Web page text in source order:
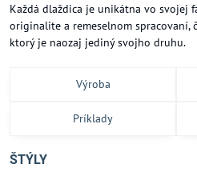
Každá dlaždica je unikátna vo svojej
originalite a remeselnom spracovaní,
ktorý je naozaj jediný svojho druhu.
Výroba
Príklady
ŠTÝLY